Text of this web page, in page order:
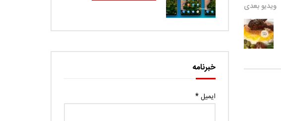
ویدیو بعدی
خبرنامه
ایمیل*